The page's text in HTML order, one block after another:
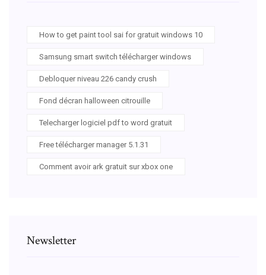
How to get paint tool sai for gratuit windows 10
Samsung smart switch télécharger windows
Debloquer niveau 226 candy crush
Fond décran halloween citrouille
Telecharger logiciel pdf to word gratuit
Free télécharger manager 5.1.31
Comment avoir ark gratuit sur xbox one
Newsletter